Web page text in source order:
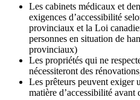
Les cabinets médicaux et
exigences d’accessibilité
provinciaux et la Loi
personnes en situation de
provinciaux)
Les propriétés qui ne
nécessiteront des
Les prêteurs peuvent exiger
matière d’accessibilité avant